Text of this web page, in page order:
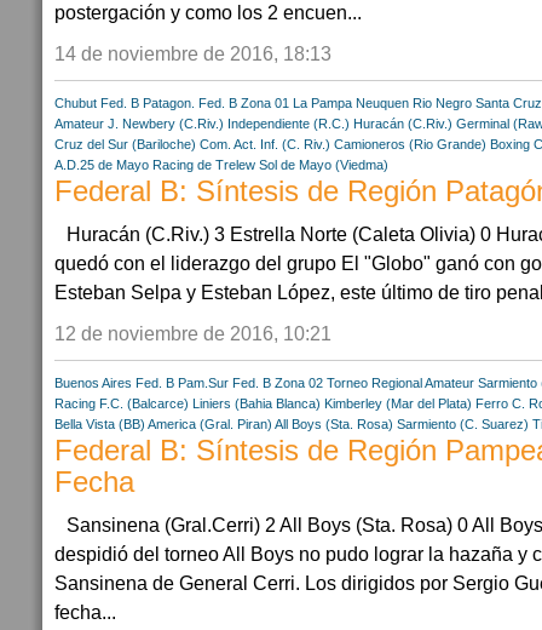
postergación y como los 2 encuen...
14 de noviembre de 2016, 18:13
Chubut Fed. B Patagon. Fed. B Zona 01 La Pampa Neuquen Rio Negro Santa Cruz
Amateur J. Newbery (C.Riv.) Independiente (R.C.) Huracán (C.Riv.) Germinal
Cruz del Sur (Bariloche) Com. Act. Inf. (C. Riv.) Camioneros (Rio Grande) Boxing
A.D.25 de Mayo Racing de Trelew Sol de Mayo (Viedma)
Federal B: Síntesis de Región
Huracán (C.Riv.) 3 Estrella Norte (Caleta Olivia) 0
quedó con el liderazgo del grupo El "Globo" ganó con
Esteban Selpa y Esteban López, este último de tiro
12 de noviembre de 2016, 10:21
Buenos Aires Fed. B Pam.Sur Fed. B Zona 02 Torneo Regional Amateur Sarmiento
Racing F.C. (Balcarce) Liniers (Bahia Blanca) Kimberley (Mar del Plata) Ferro C.
Bella Vista (BB) America (Gral. Piran) All Boys (Sta. Rosa) Sarmiento (C. Suarez)
Federal B: Síntesis de Región
Fecha
Sansinena (Gral.Cerri) 2 All Boys (Sta. Rosa) 0 All
despidió del torneo All Boys no pudo lograr la hazaña y
Sansinena de General Cerri. Los dirigidos por Sergio
fecha...